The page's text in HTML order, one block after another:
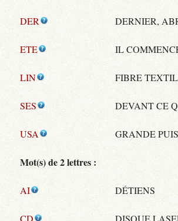
DER DERNIER,
ETE IL
LIN FIBRE
SES DEVANT CE
USA GRANDE
Mot(s) de 2 lettres :
AI DÉTIENS
CD DISQUE